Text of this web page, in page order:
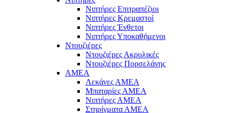
Νιπτήρες Επιτραπέζιοι
Νιπτήρες Κρεμαστοί
Νιπτήρες Ένθετοι
Νιπτήρες Υποκαθήμενοι
Ντουζιέρες
Ντουζιέρες Ακρυλικές
Ντουζιέρες Πορσελάνης
ΑΜΕΑ
Λεκάνες ΑΜΕΑ
Μπαταρίες ΑΜΕΑ
Νιπτήρες ΑΜΕΑ
Στηρίγματα ΑΜΕΑ